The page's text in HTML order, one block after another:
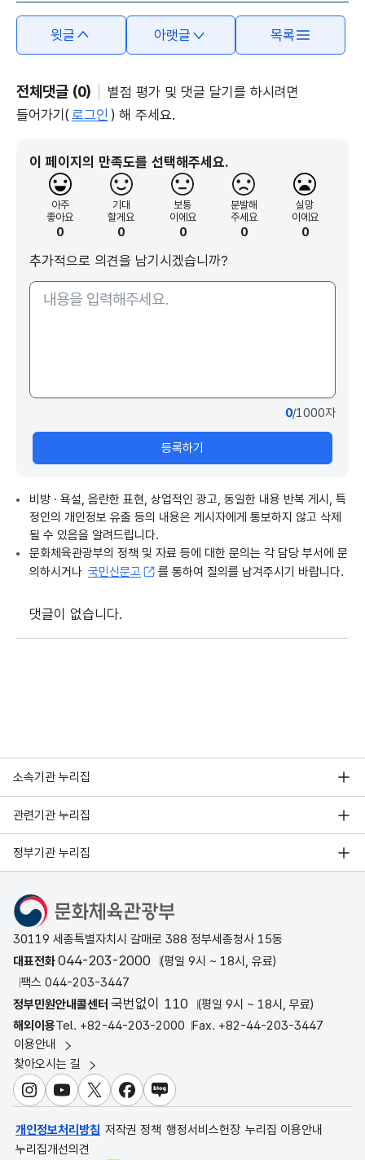
윗글 아랫글 목록
전체댓글 (0)
별점 평가 및 댓글 달기를 하시려면
들어가기( 로그인 ) 해 주세요.
이 페이지의 만족도를 선택해주세요.
아주
좋아요
0
기대
할게요
0
보통
이에요
0
분발해
주세요
0
실망
이에요
0
추가적으로 의견을 남기시겠습니까?
0/1000자
등록하기
비방 · 욕설, 음란한 표현, 상업적인 광고, 동일한 내용 반복 게시, 특
정인의 개인정보 유출 등의 내용은 게시자에게 통보하지 않고 삭제
될 수 있음을 알려드립니다.
문화체육관광부의 정책 및 자료 등에 대한 문의는 각 담당 부서에 문
의하시거나 국민신문고 를 통하여 질의를 남겨주시기 바랍니다.
댓글이 없습니다.
소속기관 누리집
관련기관 누리집
정부기관 누리집
문화체육관광부
30119 세종특별자치시 갈매로 388 정부세종청사 15동
대표전화044-203-2000
(평일 9시 ~ 18시, 유료)
팩스 044-203-3447
정부민원안내콜센터 국번없이 110
(평일 9시 ~ 18시, 무료)
해외이용Tel. +82-44-203-2000 Fax. +82-44-203-3447
이용안내
찾아오시는 길
인스타그램
유튜브X 페이스북
블로그
개인정보처리방침 저작권 정책 행정서비스헌장 누리집 이용안내
누리집개선의견